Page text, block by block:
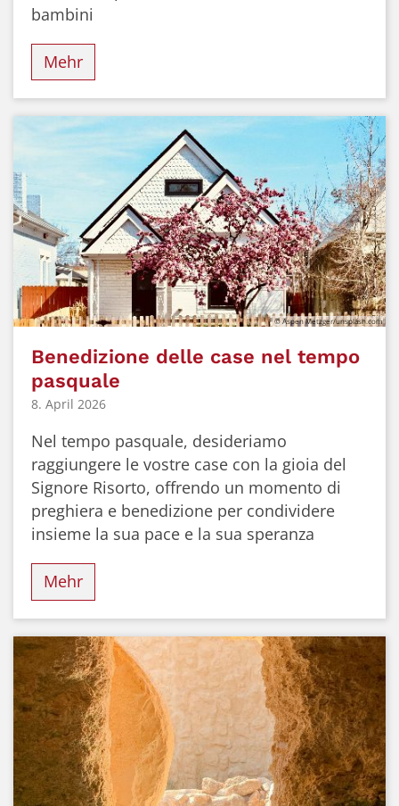
bambini
Mehr
© Aspen Metzger/unsplash.com
Benedizione delle case nel tempo
pasquale
8. April 2026
Nel tempo pasquale, desideriamo
raggiungere le vostre case con la gioia del
Signore Risorto, offrendo un momento di
preghiera e benedizione per condividere
insieme la sua pace e la sua speranza
Mehr